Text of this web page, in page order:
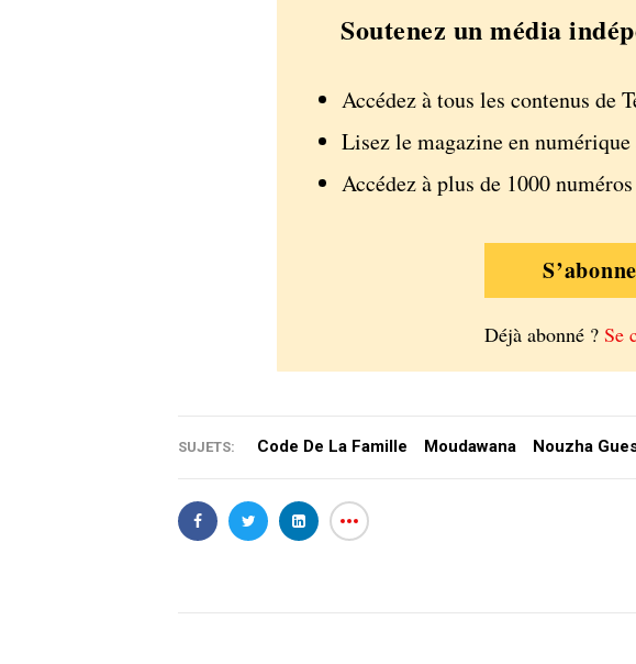
Soutenez un média
Accédez à tous les contenus de
Lisez le magazine en
Accédez à plus de 1000
Déjà abonné ? Se
SUJETS: Code De La Famille Moudawana Nouzha